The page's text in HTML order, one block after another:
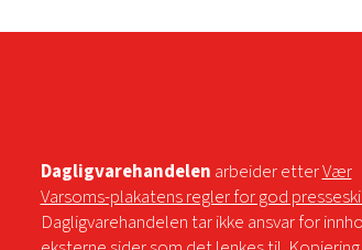
Dagligvarehandelen arbeider etterVær
Varsoms-plakatens regler for god
Dagligvarehandelen tar ikke ansvar for